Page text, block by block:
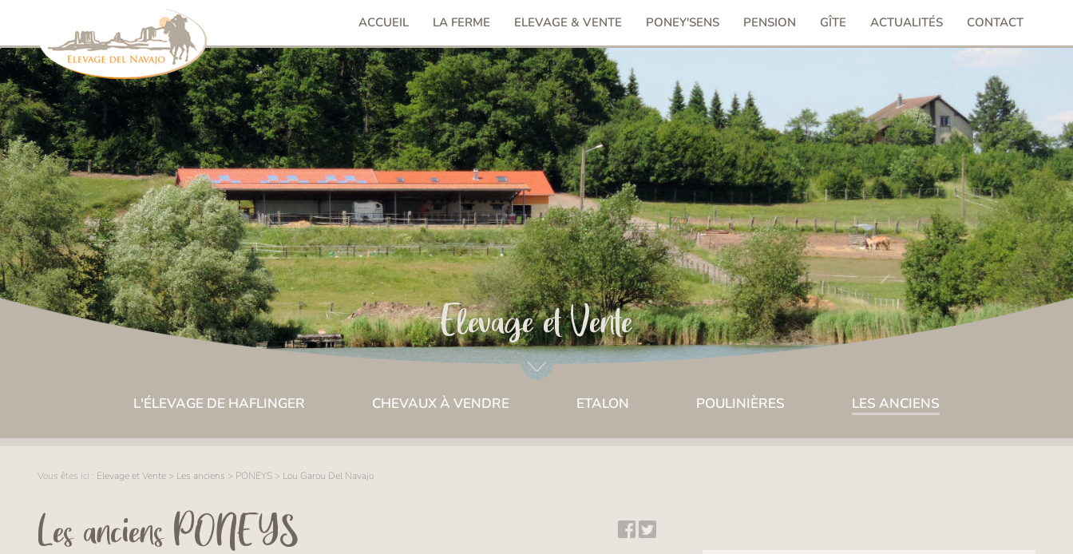
ACCUEIL LA FERME ELEVAGE & VENTE PONEY'SENS PENSION GÎTE ACTUALITÉS CONTACT
Elevage et Vente
L'ÉLEVAGE DE HAFLINGER CHEVAUX À VENDRE ETALON POULINIÈRES LES ANCIENS
Vous êtes ici : Elevage et Vente > Les anciens > PONEYS > Lou Garou Del Navajo
Les anciens PONEYS